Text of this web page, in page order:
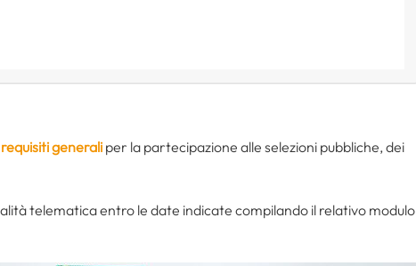
requisiti generali per la partecipazione alle selezioni pubbliche, dei
telematica entro le date indicate compilando il relativo modulo